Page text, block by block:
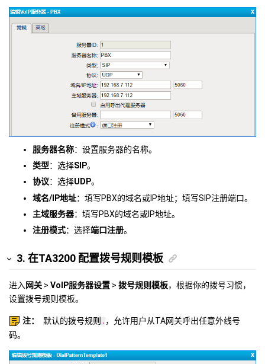
服务器名称：设置服务器的名称。
类型：选择SIP。
协议：选择UDP。
域名/IP地址：填写PBX的域名或IP地址；填写SIP注册端口。
主域服务器：填写PBX的域名或IP地址。
注册模式：选择端口注册。
3. 在TA3200 配置拨号规则模板
进入 网关 > VoIP服务器设置 > 拨号规则模板，根据你的拨号习惯，
设置拨号规则模板。
注： 默认的拨号规则 . ，允许用户从TA网关呼出任意外线号
码。